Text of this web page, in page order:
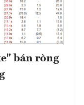
bán ròng